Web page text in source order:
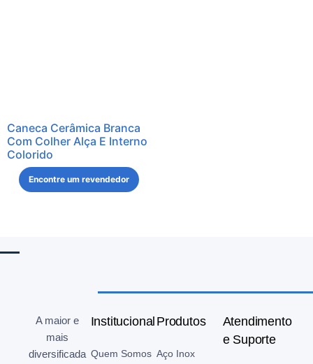
Caneca Cerâmica Branca
Com Colher Alça E Interno
Colorido
Encontre um revendedor
A maior e
mais
diversificada
Institucional
Quem Somos
Produtos
Aço Inox
Atendimento
e Suporte